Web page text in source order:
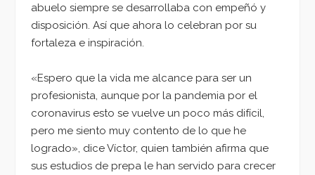
abuelo siempre se desarrollaba con empeñó y
disposición. Así que ahora lo celebran por su
fortaleza e inspiración.
«Espero que la vida me alcance para ser un
profesionista, aunque por la pandemia por el
coronavirus esto se vuelve un poco más difícil,
pero me siento muy contento de lo que he
logrado», dice Víctor, quien también afirma que
sus estudios de prepa le han servido para crecer